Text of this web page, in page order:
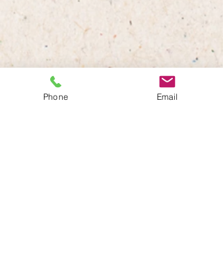
Phone Email